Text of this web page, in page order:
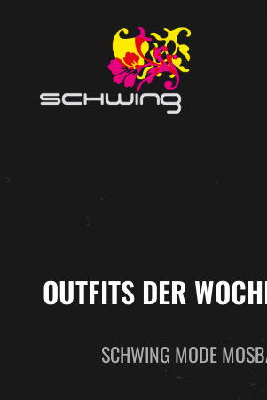
OUTFITS DER
SCHWING MODE